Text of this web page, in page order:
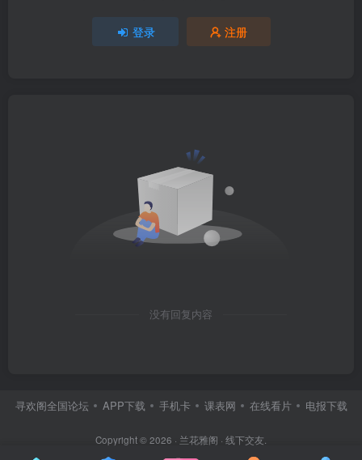
登录 注册
没有回复内容
寻欢阁全国论坛 APP下载 手机卡 课表网 在线看片 电报下载
Copyright © 2026 · 兰花雅阁 · 线下交友.